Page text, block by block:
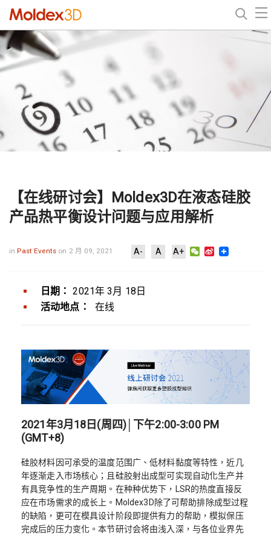
【在线研讨会】Moldex3D在液态硅胶
产品热平衡设计问题与应用解析
inPast Events on 2 月 09, 2021 A- A A+ WeChat
Sina
日期：
2021年 3月 18日
活动地点：
在线
2021年3月18日(周四)│下午2:00-3:00 PM
(GMT+8)
硅胶材料因可承受的温度范围广、低材料黏度等特性，近几
年逐渐走入市场核心；且硅胶射出成型可实现自动化生产并
有具竞争性的生产周期。在种种优势下，LSR的热度直接反
应在市场需求的成长上。Moldex3D除了可帮助排除成型过程
的缺陷，更可在模具设计阶段即提供有力的帮助，模拟保压
完成后的压力变化。本节研讨会将由浅入深，与各位业界先